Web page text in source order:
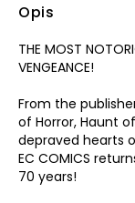
Opis
THE MOST
VENGEANCE!
From the
of Horror, Haunt
depraved hearts
EC COMICS
70 years!